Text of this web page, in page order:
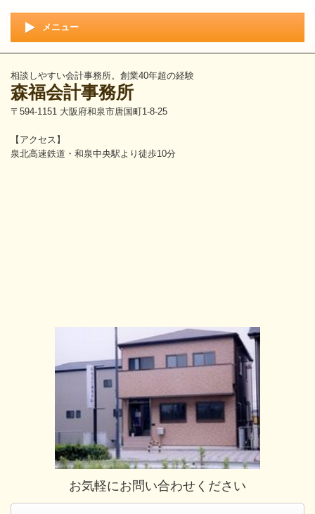
メニュー
相談しやすい会計事務所。創業40年超の経験
森福会計事務所
〒594-1151 大阪府和泉市唐国町1-8-25
【アクセス】
泉北高速鉄道・和泉中央駅より徒歩10分
お気軽にお問い合わせください